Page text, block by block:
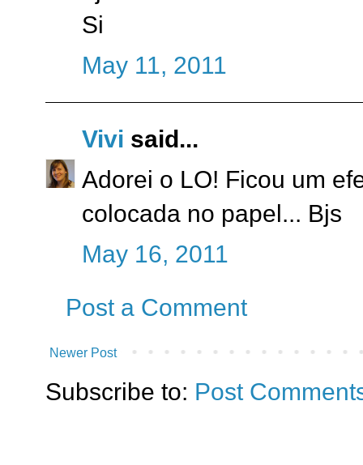
Si
May 11, 2011
Vivi said...
Adorei o LO! Ficou um
colocada no papel... Bjs
May 16, 2011
Post a Comment
Newer Post
Subscribe to: Post